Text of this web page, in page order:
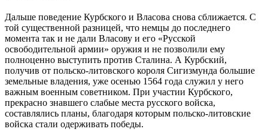
Дальше поведение Курбского и Власова снова сближается. С
той существенной разницей, что немцы до последнего
момента так и не дали Власову и его «Русской
освободительной армии» оружия и не позволили ему
полноценно выступить против Сталина. А Курбский,
получив от польско-литовского короля Сигизмунда большие
земельные владения, уже осенью 1564 года служил у него
важным военным советником. При участии Курбского,
прекрасно знавшего слабые места русского войска,
составлялись планы, благодаря которым польско-литовские
войска стали одерживать победы.